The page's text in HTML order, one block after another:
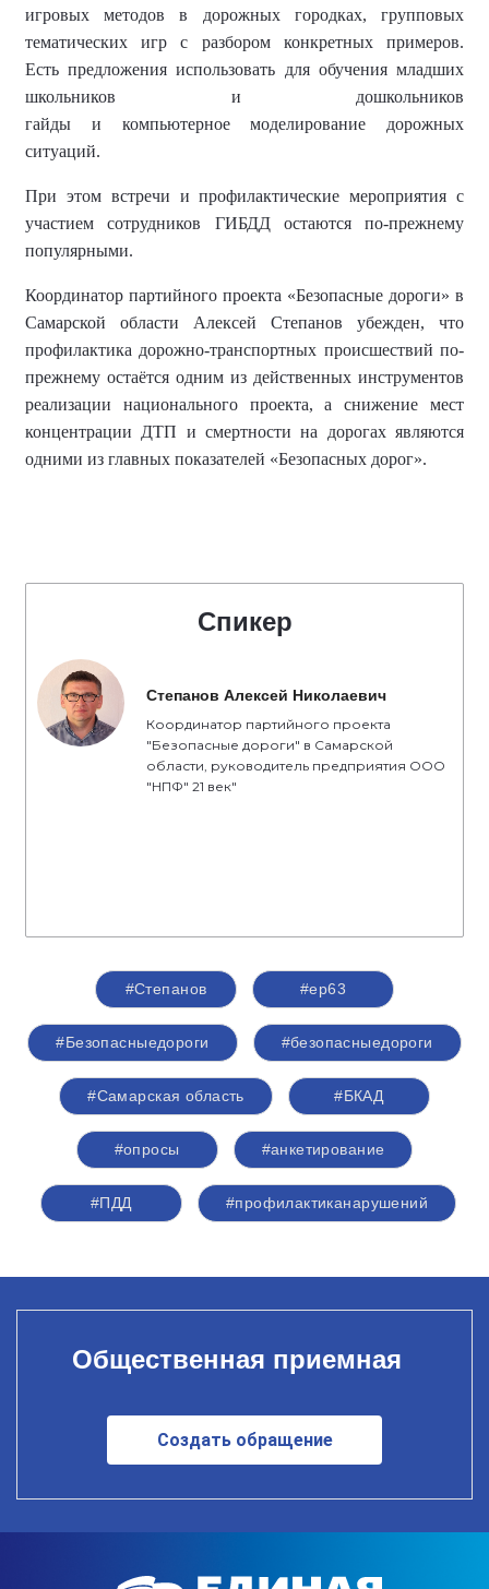
игровых методов в дорожных городках, групповых
тематических игр с разбором конкретных примеров.
Есть предложения использовать для обучения младших
школьников и дошкольников
гайды и компьютерное моделирование
дорожных
ситуаций.
При этом встречи и профилактические мероприятия с
участием сотрудников ГИБДД остаются по-прежнему
популярными.
Координатор партийного проекта «Безопасные дороги» в
Самарской области Алексей Степанов убежден, что
профилактика дорожно-транспортных происшествий по-
прежнему остаётся одним из действенных инструментов
реализации национального проекта, а снижение мест
концентрации ДТП и смертности на дорогах являются
одними из главных показателей «Безопасных дорог».
Спикер
Степанов Алексей Николаевич
Координатор партийного проекта
"Безопасные дороги" в Самарской
области, руководитель предприятия ООО
"НПФ" 21 век"
#Степанов #ер63
#Безопасныедороги #безопасныедороги
#Самарская область #БКАД
#опросы #анкетирование
#ПДД #профилактиканарушений
Общественная приемная
Создать обращение